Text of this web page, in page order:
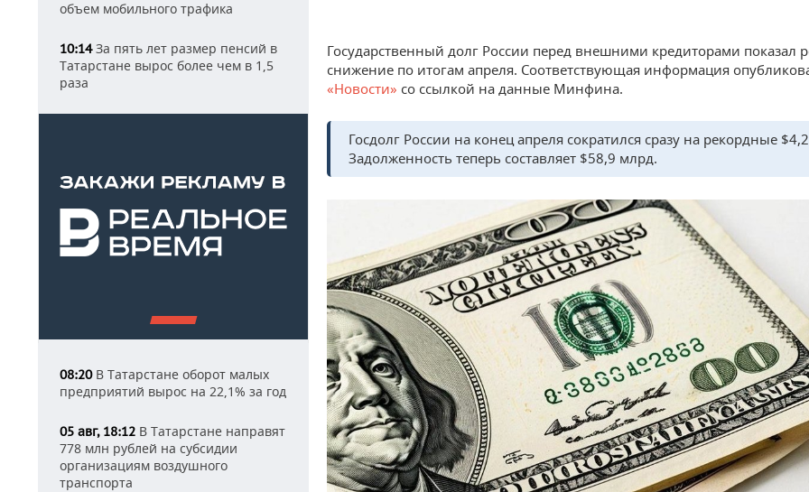
объем мобильного трафика
10:14За пять лет размер пенсий в
Татарстане вырос более чем в 1,5
раза
08:20В Татарстане оборот малых
предприятий вырос на 22,1% за год
05 авг, 18:12 В Татарстане направят
778 млн рублей на субсидии
организациям воздушного
транспорта
Государственный долг России перед внешними кредиторами показал
снижение по итогам апреля. Соответствующая информация
«Новости» со ссылкой на данные Минфина.
Госдолг России на конец апреля сократился сразу на рекордные
Задолженность теперь составляет $58,9 млрд.